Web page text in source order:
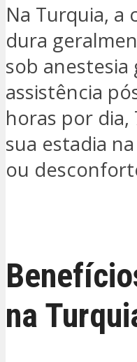
Na Turquia,
dura
sob anestesia
assistência
horas por dia,
sua estadia
ou
na